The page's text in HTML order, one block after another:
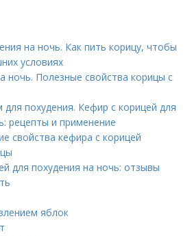
на ночь. Как пить корицу, чтобы
условиях
ночь. Полезные свойства корицы с
похудения. Кефир с корицей для
рецепты и применение
свойства кефира с корицей
для похудения на ночь: отзывы
яблок